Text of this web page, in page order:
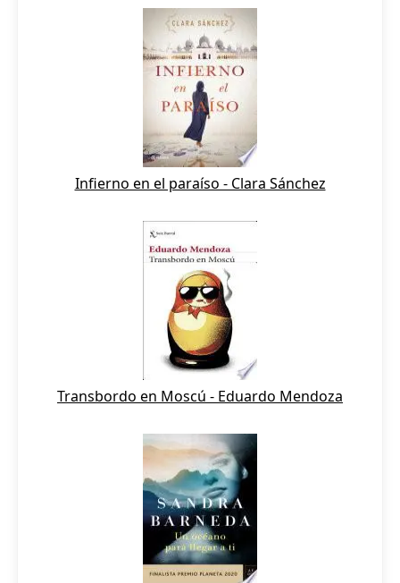
Infierno en el paraíso - Clara Sánchez
Transbordo en Moscú - Eduardo Mendoza